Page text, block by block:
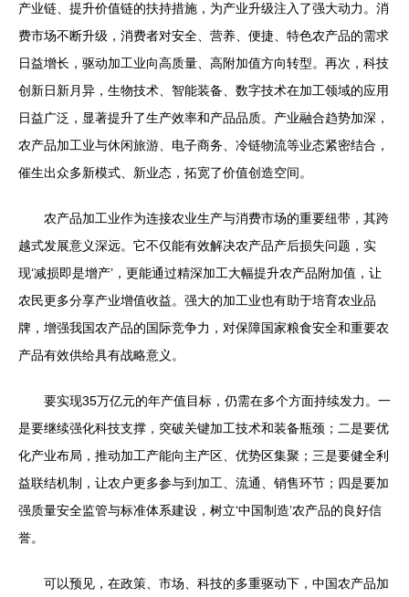
产业链、提升价值链的扶持措施，为产业升级注入了强大动力。消
费市场不断升级，消费者对安全、营养、便捷、特色农产品的需求
日益增长，驱动加工业向高质量、高附加值方向转型。再次，科技
创新日新月异，生物技术、智能装备、数字技术在加工领域的应用
日益广泛，显著提升了生产效率和产品品质。产业融合趋势加深，
农产品加工业与休闲旅游、电子商务、冷链物流等业态紧密结合，
催生出众多新模式、新业态，拓宽了价值创造空间。
农产品加工业作为连接农业生产与消费市场的重要纽带，其跨
越式发展意义深远。它不仅能有效解决农产品产后损失问题，实
现‘减损即是增产’，更能通过精深加工大幅提升农产品附加值，让
农民更多分享产业增值收益。强大的加工业也有助于培育农业品
牌，增强我国农产品的国际竞争力，对保障国家粮食安全和重要农
产品有效供给具有战略意义。
要实现35万亿元的年产值目标，仍需在多个方面持续发力。一
是要继续强化科技支撑，突破关键加工技术和装备瓶颈；二是要优
化产业布局，推动加工产能向主产区、优势区集聚；三是要健全利
益联结机制，让农户更多参与到加工、流通、销售环节；四是要加
强质量安全监管与标准体系建设，树立‘中国制造’农产品的良好信
誉。
可以预见，在政策、市场、科技的多重驱动下，中国农产品加